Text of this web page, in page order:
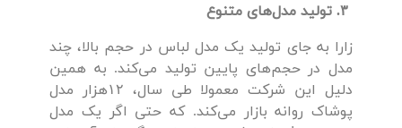
۳. تولید مدل‌های متنوع
زارا به جای تولید یک مدل لباس در حجم بالا، چند
مدل در حجم‌های پایین تولید می‌کند. به همین
دلیل این شرکت معمولا طی سال، ۱۲‌هزار مدل
پوشاک روانه بازار می‌کند. که حتی اگر یک مدل